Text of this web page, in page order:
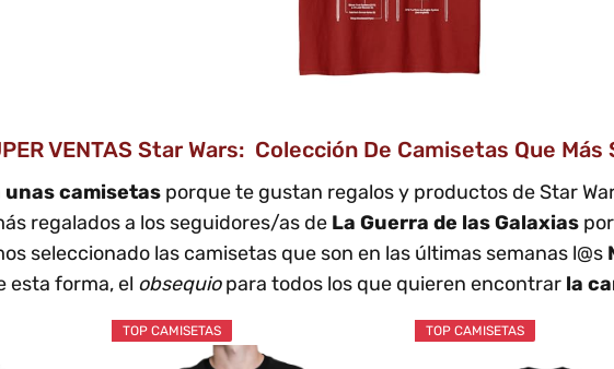
VENTAS Star Wars: Colección De Camisetas Que Más
unas camisetas porque te gustan regalos y productos de Star
regalados a los seguidores/as de La Guerra de las Galaxias
seleccionado las camisetas que son en las últimas semanas l@s
esta forma, el obsequiopara todos los que quieren encontrar la
TOP CAMISETAS TOP CAMISETAS